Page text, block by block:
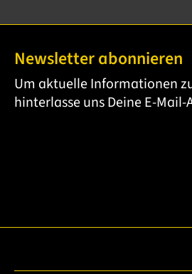
Newsletter abonnieren
Um aktuelle Informationen
hinterlasse uns Deine E-Mail-